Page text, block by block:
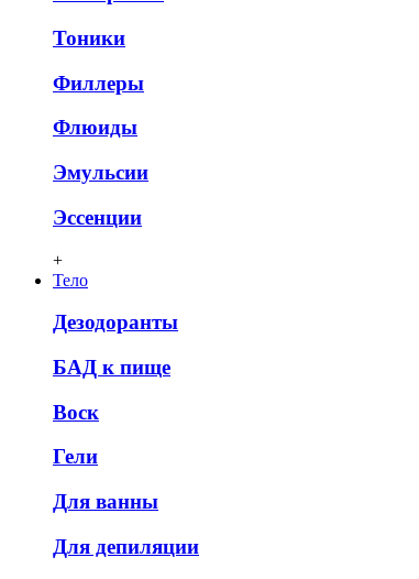
Тоники
Филлеры
Флюиды
Эмульсии
Эссенции
+
Тело
Дезодоранты
БАД к пище
Воск
Гели
Для ванны
Для депиляции